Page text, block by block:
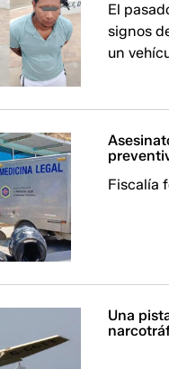
El
signos
un
Fiscalía
Una